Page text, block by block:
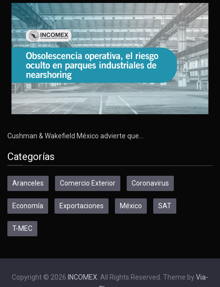
Cushman & Wakefield México advierte que…
Categorías
Aranceles Comercio Exterior Coronavirus
Economía Exportaciones México SAT
T-MEC
Copyright © 2026 INCOMEX. All Rights Reserved. Theme by Via-